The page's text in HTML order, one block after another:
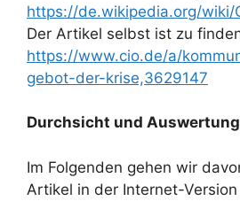
https://de.wikipedia.org/wiki/
Der Artikel selbst ist zu
https://www.cio.de/a/
gebot-der-krise,3629147
Durchsicht und
Im Folgenden gehen wir
Artikel in der Internet-